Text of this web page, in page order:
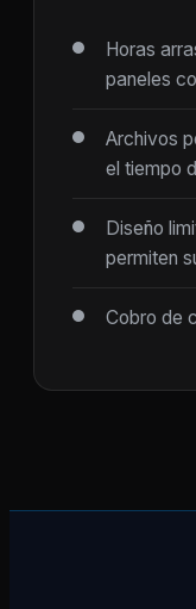
Horas
paneles
Archivos
el tiempo
Diseño
permiten
Cobro de